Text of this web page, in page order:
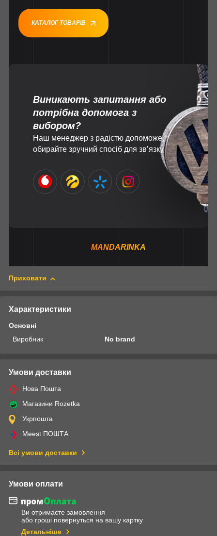
КАТАЛОГ ТОВАРІВ
Виникають запитання або
потрібна допомога з
вибором?
Наш менеджер з радістю допоможе,
обирайте зручний спосіб для зв’язку
MANDARINKA
Приховати
Характеристики
Основні
Виробник
No brand
Умови доставки
Нова Пошта
Магазини Rozetka
Укрпошта
Meest ПОШТА
Всі умови доставки
Умови оплати
Ви отримаєте замовлення
або гроші повернуться на вашу картку
Детальніше